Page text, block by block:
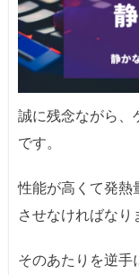
誠に残念ながら
です。
性能が高くて発熱
させなければなり
そのあたりを逆手